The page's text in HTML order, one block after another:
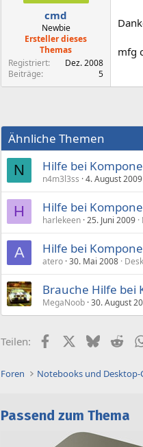
cmd
Newbie
Ersteller dieses
Themas
Registriert
Dez. 2008
Beiträge
5
mfg
Ähnliche Themen
N Hilfe bei
n4m3l3ss 4. August 2009
H Hilfe bei
harlekeen 25. Juni 2009
A Hilfe bei
atero 30. Mai 2008
Brauche Hilfe bei
MegaNoob 30. August
Teilen: FacebookX (Twitter)
Bluesky
Foren Notebooks und
Passend zum Thema